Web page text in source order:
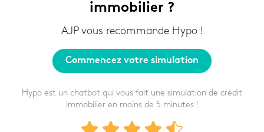
immobilier ?
AJP vous recommande Hypo !
Commencez votre simulation
Hypo est un chatbot qui vous fait une simulation de crédit
immobilier en moins de 5 minutes !